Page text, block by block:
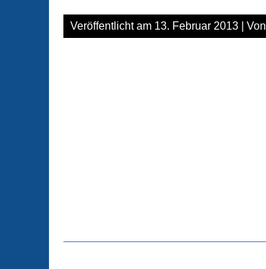
Veröffentlicht am 13. Februar 2013 | Von